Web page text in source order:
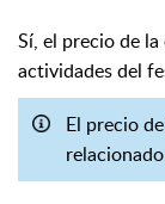
Sí, el precio de
actividades del
El precio